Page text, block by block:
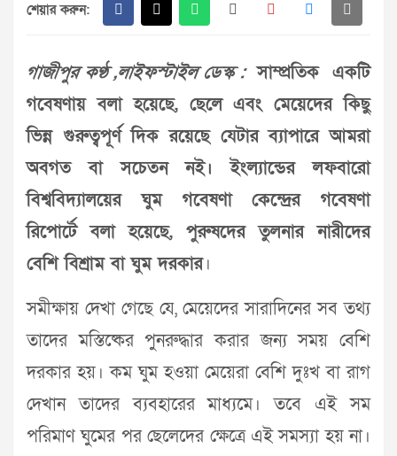
শেয়ার করুন:
গাজীপুর কণ্ঠ ,লাইফস্টাইল ডেস্ক : সাম্প্রতিক একটি
গবেষণায় বলা হয়েছে, ছেলে এবং মেয়েদের কিছু
ভিন্ন গুরুত্বপূর্ণ দিক রয়েছে যেটার ব্যাপারে আমরা
অবগত বা সচেতন নই। ইংল্যান্ডের লফবারো
বিশ্ববিদ্যালয়ের ঘুম গবেষণা কেন্দ্রের গবেষণা
রিপোর্টে বলা হয়েছে, পুরুষদের তুলনার নারীদের
বেশি বিশ্রাম বা ঘুম দরকার।
সমীক্ষায় দেখা গেছে যে, মেয়েদের সারাদিনের সব তথ্য
তাদের মস্তিষ্কের পুনরুদ্ধার করার জন্য সময় বেশি
দরকার হয়। কম ঘুম হওয়া মেয়েরা বেশি দুঃখ বা রাগ
দেখান তাদের ব্যবহারের মাধ্যমে। তবে এই সম
পরিমাণ ঘুমের পর ছেলেদের ক্ষেত্রে এই সমস্যা হয় না।